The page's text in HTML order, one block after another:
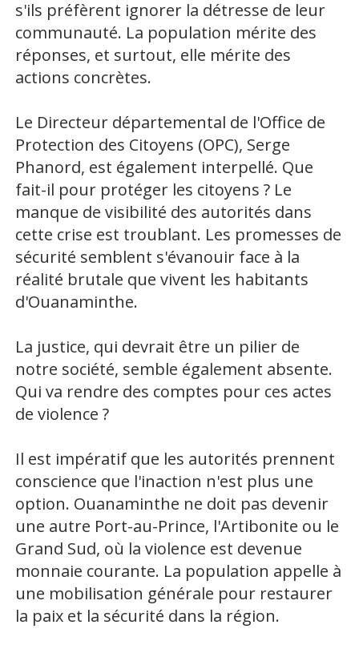
s'ils préfèrent ignorer la détresse de leur
communauté. La population mérite des
réponses, et surtout, elle mérite des
actions concrètes.
Le Directeur départemental de l'Office de
Protection des Citoyens (OPC), Serge
Phanord, est également interpellé. Que
fait-il pour protéger les citoyens ? Le
manque de visibilité des autorités dans
cette crise est troublant. Les promesses de
sécurité semblent s'évanouir face à la
réalité brutale que vivent les habitants
d'Ouanaminthe.
La justice, qui devrait être un pilier de
notre société, semble également absente.
Qui va rendre des comptes pour ces actes
de violence ?
Il est impératif que les autorités prennent
conscience que l'inaction n'est plus une
option. Ouanaminthe ne doit pas devenir
une autre Port-au-Prince, l'Artibonite ou le
Grand Sud, où la violence est devenue
monnaie courante. La population appelle à
une mobilisation générale pour restaurer
la paix et la sécurité dans la région.